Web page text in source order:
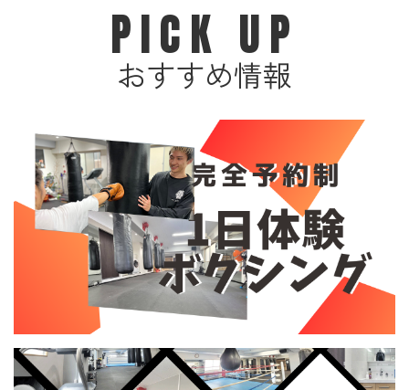
PICK UP
おすすめ情報